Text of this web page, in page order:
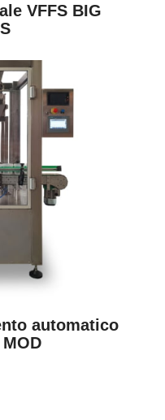
VFFS BIG
automatico